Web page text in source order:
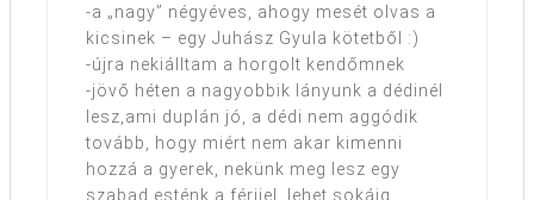
-a „nagy” négyéves, ahogy mesét olvas a
kicsinek – egy Juhász Gyula kötetből :)
-újra nekiálltam a horgolt kendőmnek
-jövő héten a nagyobbik lányunk a dédinél
lesz,ami duplán jó, a dédi nem aggódik
tovább, hogy miért nem akar kimenni
hozzá a gyerek, nekünk meg lesz egy
szabad esténk a férjjel, lehet sokáig